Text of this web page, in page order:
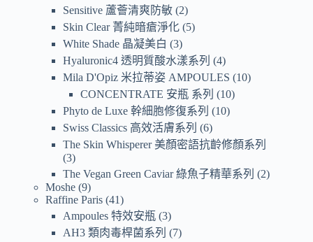
Sensitive 蘆薈清爽防敏 2
Skin Clear 菁純暗瘡淨化 5
White Shade 晶凝美白
3
Hyaluronic4 透明質酸水漾系列
4
Mila D'Opiz 米拉蒂姿 AMPOULES
10
CONCENTRATE 安瓶 系列
10
Phyto de Luxe 幹細胞修復系列
10
Swiss Classics 高效活膚系列
6
The Skin Whisperer 美顏密語抗齡修顏系列
3
The Vegan Green Caviar 綠魚子精華系列
2
Moshe 9
Raffine Paris 41
Ampoules 特效安瓶 3
AH3 類肉毒桿菌系列
7